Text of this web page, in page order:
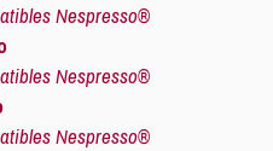
Nespresso®
Nespresso®
Nespresso®